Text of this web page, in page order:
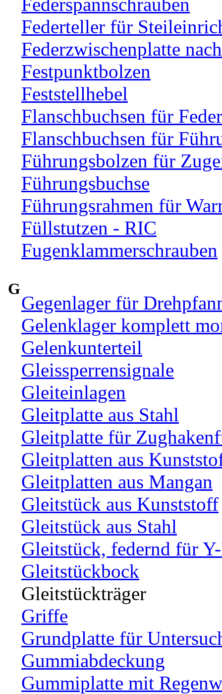
Federteller für
Federzwischenplatte
Festpunktbolzen
Feststellhebel
Flanschbuchsen für
Flanschbuchsen für
Führungsbolzen für
Führungsbuchse
Führungsrahmen für
Füllstutzen - RIC
Fugenklammerschrauben
G
Gegenlager für
Gelenklager komplett
Gelenkunterteil
Gleissperrensignale
Gleiteinlagen
Gleitplatte aus Stahl
Gleitplatte für
Gleitplatten aus
Gleitplatten aus Mangan
Gleitstück aus Kunststoff
Gleitstück aus Stahl
Gleitstück, federnd für
Gleitstückbock
Gleitstückträger
Griffe
Grundplatte für
Gummiabdeckung
Gummiplatte mit